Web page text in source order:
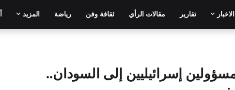
الاخبار تقارير مقالات الرأي ثقافة وفن رياضة المزيد
إسرائيليين إلى السودان..